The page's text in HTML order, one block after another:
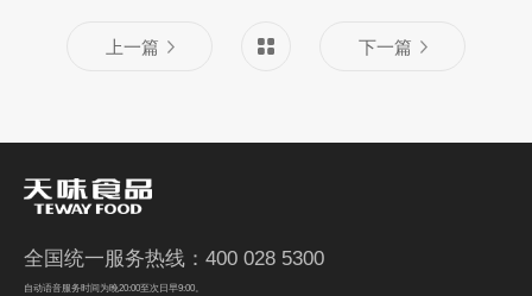
上一篇 下一篇
全国统一服务热线：400 028 5300
自动语音服务时间为晚20:00至次日早9:00。